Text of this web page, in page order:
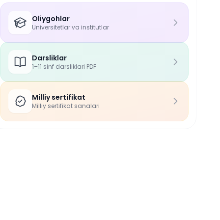
Oliygohlar
Universitetlar va institutlar
Darsliklar
1–11 sinf darsliklari PDF
Milliy sertifikat
Milliy sertifikat sanalari